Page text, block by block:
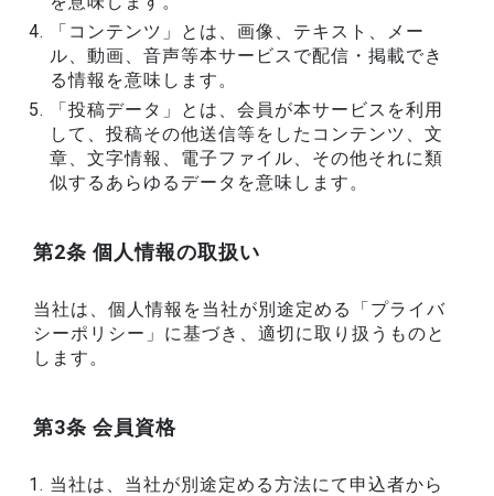
「コンテンツ」とは、画像、テキスト、メー
ル、動画、音声等本サービスで配信・掲載でき
る情報を意味します。
「投稿データ」とは、会員が本サービスを利用
して、投稿その他送信等をしたコンテンツ、文
章、文字情報、電子ファイル、その他それに類
似するあらゆるデータを意味します。
第2条 個人情報の取扱い
当社は、個人情報を当社が別途定める「プライバ
シーポリシー」に基づき、適切に取り扱うものと
します。
第3条 会員資格
当社は、当社が別途定める方法にて申込者から